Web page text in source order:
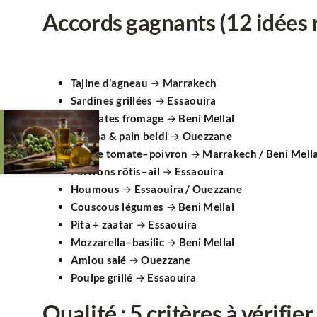
Accords gagnants (12 idées
Tajine d’agneau → Marrakech
Sardines grillées → Essaouira
Briouates fromage → Beni Mellal
Harcha & pain beldi → Ouezzane
Salade tomate–poivron → Marrakech / Beni
Poivrons rôtis–ail → Essaouira
Houmous → Essaouira / Ouezzane
Couscous légumes → Beni Mellal
Pita + zaatar → Essaouira
Mozzarella–basilic→ Beni Mellal
Amlou salé → Ouezzane
Poulpe grillé → Essaouira